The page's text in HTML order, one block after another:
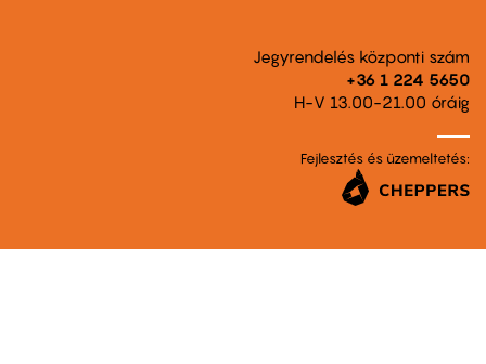
Jegyrendelés központi szám
+36 1 224 5650
H-V 13.00-21.00 óráig
Fejlesztés és üzemeltetés: